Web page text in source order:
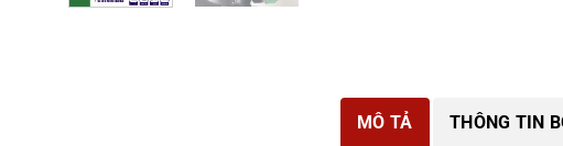
MÔ TẢ THÔNG TIN